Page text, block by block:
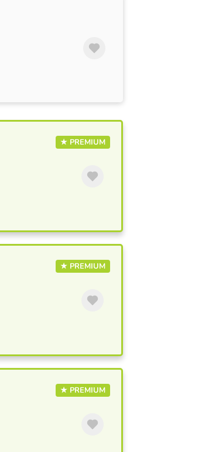
★ PREMIUM
★ PREMIUM
★ PREMIUM